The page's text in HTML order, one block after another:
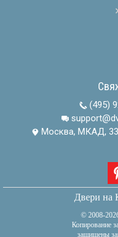
(495)
Москва, МКАД,
Двери на
© 2008-
Копирование
защищены